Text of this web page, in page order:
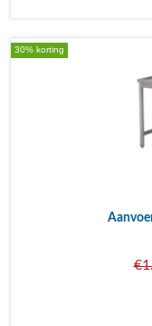
30% korting